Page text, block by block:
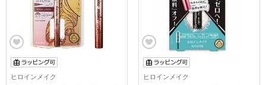
ヒロインメイク ヒロインメイク